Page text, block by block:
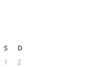
S
D
1
2